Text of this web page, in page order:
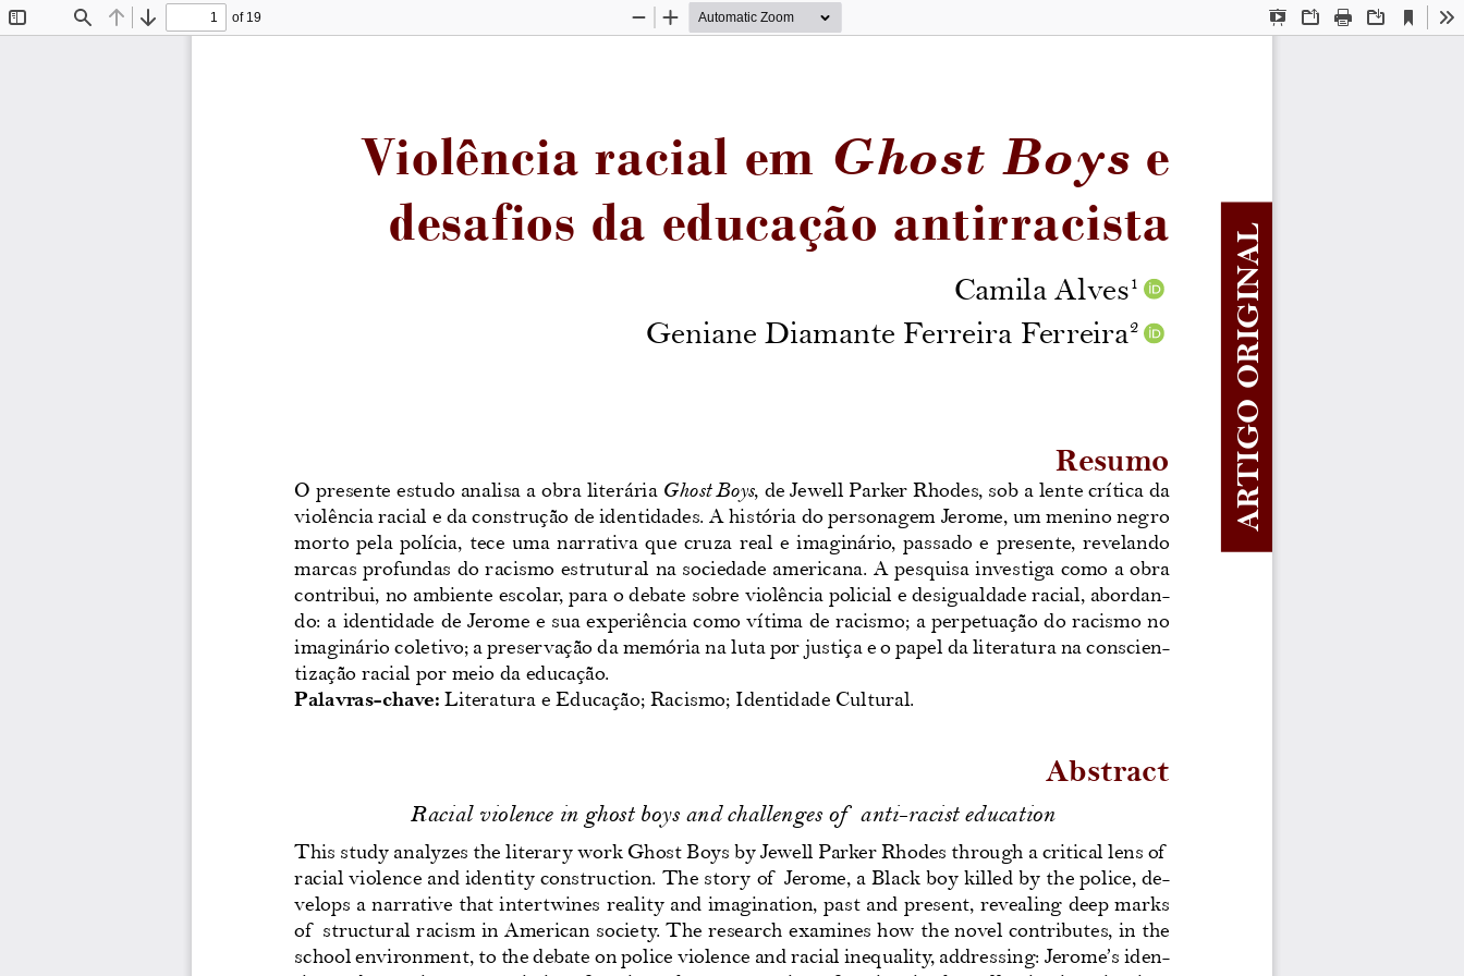
Find Previous
Next
of 19
Presentation
OpenPrint Download
Current
View
Zoom
Zoom
Violência racial em Ghost Boys e
desafios da educação antirracista
Camila Alves 1
Geniane Diamante Ferreira Ferreira2
Resumo
O presente estudo analisa a obra literária Ghost Boys, de Jewell Parker Rhodes, sob a lente crítica da
violência racial e da construção de identidades. A história do personagem Jerome, um menino negro
morto  pela  polícia,  tece  uma  narrativa  que  cruza  real  e  imaginário,  passado  e  presente,  revelando
marcas profundas do racismo estrutural na sociedade americana. A pesquisa investiga como a obra
contribui, no ambiente escolar, para o debate sobre violência policial e desigualdade racial, abordan-
do: a identidade de Jerome e sua experiência como vítima de racismo; a perpetuação do racismo no
imaginário coletivo; a preservação da memória na luta por justiça e o papel da literatura na conscien-
tização racial por meio da educação.
Palavras-chave: Literatura e Educação; Racismo; Identidade Cultural.
Abstract
Racial violence in ghost boys and challenges of  anti-racist education
This study analyzes the literary work Ghost Boys by Jewell Parker Rhodes through a critical lens of
racial violence and identity construction. The story of  Jerome, a Black boy killed by the police, de-
velops a narrative that intertwines reality and imagination, past and present, revealing deep marks
of  structural racism in American society. The research examines how the novel contributes, in the
school environment, to the debate on police violence and racial inequality, addressing: Jerome’s iden-